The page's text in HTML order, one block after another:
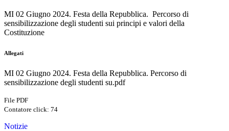
MI 02 Giugno 2024. Festa della Repubblica. Percorso di
sensibilizzazione degli studenti sui principi e valori della
Costituzione
Allegati
MI 02 Giugno 2024. Festa della Repubblica. Percorso di
sensibilizzazione degli studenti su.pdf
File PDF
Contatore click: 74
Notizie